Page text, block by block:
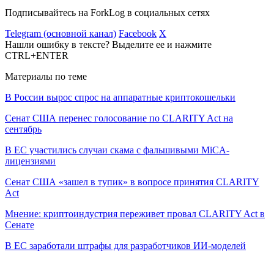
Подписывайтесь на ForkLog в социальных сетях
Telegram (основной канал) Facebook X
Нашли ошибку в тексте? Выделите ее и нажмите
CTRL+ENTER
Материалы по теме
В России вырос спрос на аппаратные криптокошельки
Сенат США перенес голосование по CLARITY Act на
сентябрь
В ЕС участились случаи скама с фальшивыми MiCA-
лицензиями
Сенат США «зашел в тупик» в вопросе принятия CLARITY
Act
Мнение: криптоиндустрия переживет провал CLARITY Act в
Сенате
В ЕС заработали штрафы для разработчиков ИИ-моделей